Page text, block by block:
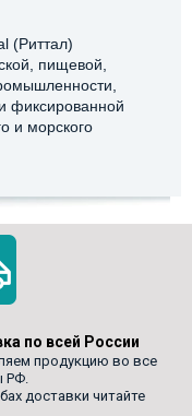
(Риттал)
пищевой,
фиксированной
и морского
по всей России
продукцию во все
РФ.
доставки читайте